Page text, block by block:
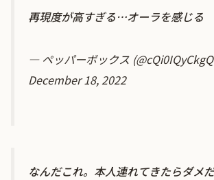
再現度が高すぎる…オーラを感じる
— ペッパーボックス
December 18, 2022
なんだこれ。本人連れてきたらダメ